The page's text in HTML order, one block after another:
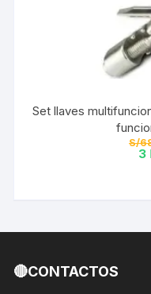
Set llaves
S/
3
🔴CONTACTOS